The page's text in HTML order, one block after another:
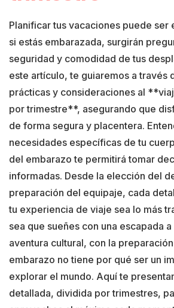
Planificar tus vacaciones puede ser
si estás embarazada, surgirán
seguridad y comodidad de tus
este artículo, te guiaremos a través
prácticas y consideraciones al
por trimestre**, asegurando que
de forma segura y placentera.
necesidades específicas de tu
del embarazo te permitirá tomar
informadas. Desde la elección del
preparación del equipaje, cada
tu experiencia de viaje sea lo más
sea que sueñes con una escapada
aventura cultural, con la
embarazo no tiene por qué ser un
explorar el mundo. Aquí te
detallada, dividida por trimestres,